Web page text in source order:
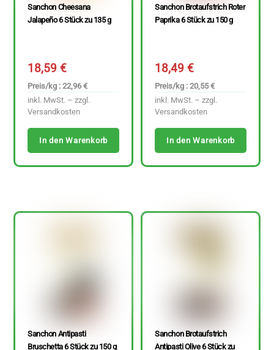
Sanchon Cheesana
Jalapeño 6 Stück zu 135 g
18,59€
Preis/kg : 22,96 €
inkl. MwSt. – zzgl.
Versandkosten
In den Warenkorb
Sanchon Brotaufstrich Roter
Paprika 6 Stück zu 150 g
18,49€
Preis/kg : 20,55 €
inkl. MwSt. – zzgl.
Versandkosten
In den Warenkorb
Sanchon Antipasti
Bruschetta 6 Stück zu 150 g
Sanchon Brotaufstrich
Antipasti Olive 6 Stück zu